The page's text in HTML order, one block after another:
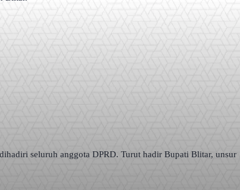
seluruh anggota DPRD. Turut hadir Bupati Blitar, unsur